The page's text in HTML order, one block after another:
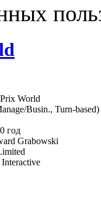
World
Busin., Turn-based)
год
Grabowski